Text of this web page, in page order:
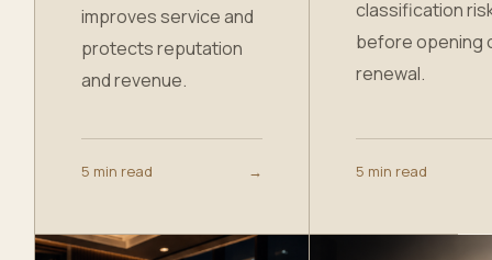
improves service and
protects reputation
and revenue.
5 min read →
classification
before opening
renewal.
5 min read